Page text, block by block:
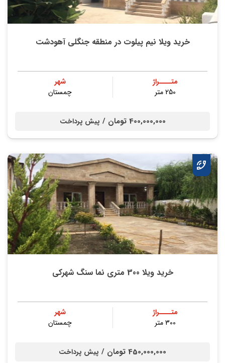
خرید ویلا نیم پیلوت در منطقه جنگلی آهودشت
متــــراژ
250 متر
شهر
چمستان
400,000,000 تومان / پیش پرداخت
خرید ویلا 300 متری نما سنگ شهرکی
متــــراژ
300 متر
شهر
چمستان
450,000,000 تومان / پیش پرداخت